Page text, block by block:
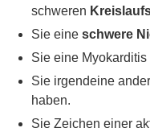
schweren
Sie eine schwere
Sie eine
Sie irgendeine
haben.
Sie Zeichen einer